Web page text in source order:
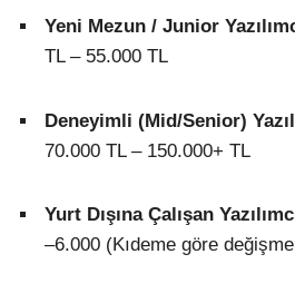
Yeni Mezun / Junior
TL – 55.000 TL
Deneyimli (Mid/Senior)
70.000 TL – 150.000+ TL
Yurt Dışına Çalışan
–6.000 (Kıdeme göre